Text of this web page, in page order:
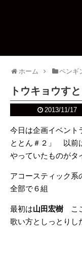
ホーム ペンギ
トウキョウ
2013/11/17
今日は企画イベン
ととん＃２」 以前
やっていたものがタ
アコースティック
全部で６組
最初は山田宏樹
こ
歌い方としっとりし